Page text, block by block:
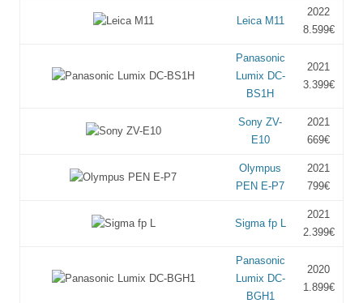
Leica M11
2022
8.599€
Panasonic
Lumix DC-
BS1H
2021
3.399€
Sony ZV-
E10
2021
669€
Olympus
PEN E-P7
2021
799€
Sigma fp L
2021
2.399€
Panasonic
Lumix DC-
BGH1
2020
1.899€